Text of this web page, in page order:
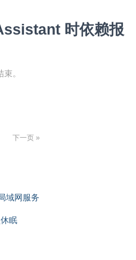
时依赖报
。
下一页
域网服务
眠